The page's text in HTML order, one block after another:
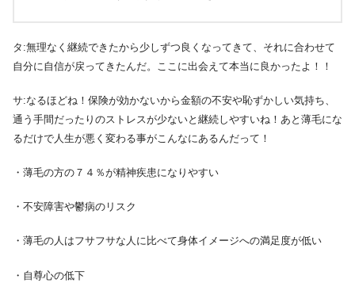
タ:無理なく継続できたから少しずつ良くなってきて、それに合わせて
自分に自信が戻ってきたんだ。ここに出会えて本当に良かったよ！！
サ:なるほどね！保険が効かないから金額の不安や恥ずかしい気持ち、
通う手間だったりのストレスが少ないと継続しやすいね！あと薄毛にな
るだけで人生が悪く変わる事がこんなにあるんだって！
・薄毛の方の７４％が精神疾患になりやすい
・不安障害や鬱病のリスク
・薄毛の人はフサフサな人に比べて身体イメージへの満足度が低い
・自尊心の低下